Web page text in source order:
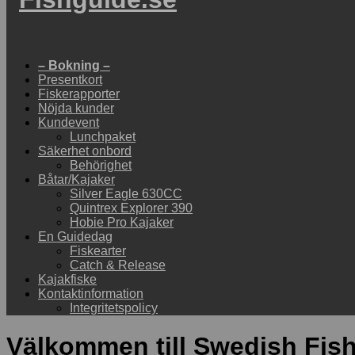
– Bokning –
Presentkort
Fiskerapporter
Nöjda kunder
Kundevent
Lunchpaket
Säkerhet onbord
Behörighet
Båtar/Kajaker
Silver Eagle 630CC
Quintrex Explorer 390
Hobie Pro Kajaker
En Guidedag
Fiskearter
Catch & Release
Kajakfiske
Kontaktinformation
Integritetspolicy
Välkommen till Swedish